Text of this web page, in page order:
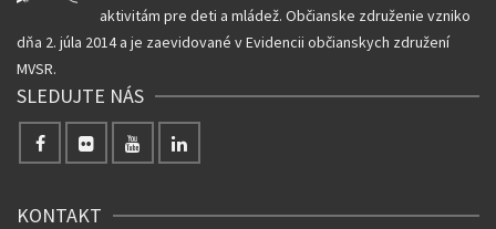
aktivitám pre deti a mládež. Občianske združenie vzniko
dňa 2. júla 2014 a je zaevidované v Evidencii občianskych združení
MVSR.
SLEDUJTE NÁS
KONTAKT